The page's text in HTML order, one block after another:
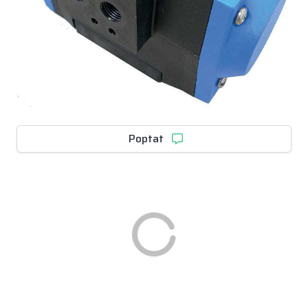
Poptat